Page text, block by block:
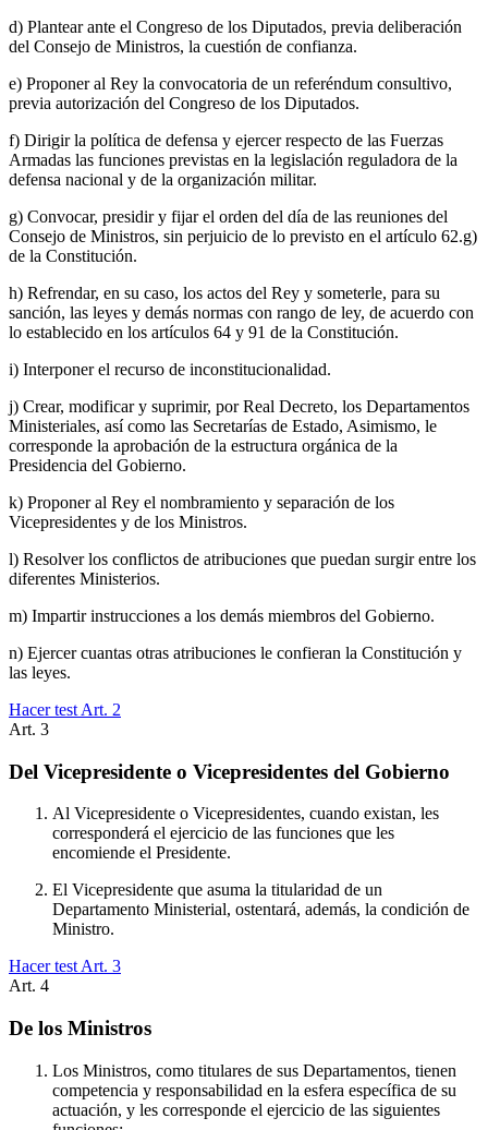
d) Plantear ante el Congreso de los Diputados, previa deliberación
del Consejo de Ministros, la cuestión de confianza.
e) Proponer al Rey la convocatoria de un referéndum consultivo,
previa autorización del Congreso de los Diputados.
f) Dirigir la política de defensa y ejercer respecto de las Fuerzas
Armadas las funciones previstas en la legislación reguladora de la
defensa nacional y de la organización militar.
g) Convocar, presidir y fijar el orden del día de las reuniones del
Consejo de Ministros, sin perjuicio de lo previsto en el artículo 62.g)
de la Constitución.
h) Refrendar, en su caso, los actos del Rey y someterle, para su
sanción, las leyes y demás normas con rango de ley, de acuerdo con
lo establecido en los artículos 64 y 91 de la Constitución.
i) Interponer el recurso de inconstitucionalidad.
j) Crear, modificar y suprimir, por Real Decreto, los Departamentos
Ministeriales, así como las Secretarías de Estado, Asimismo, le
corresponde la aprobación de la estructura orgánica de la
Presidencia del Gobierno.
k) Proponer al Rey el nombramiento y separación de los
Vicepresidentes y de los Ministros.
l) Resolver los conflictos de atribuciones que puedan surgir entre los
diferentes Ministerios.
m) Impartir instrucciones a los demás miembros del Gobierno.
n) Ejercer cuantas otras atribuciones le confieran la Constitución y
las leyes.
Hacer test Art. 2
Art. 3
Del Vicepresidente o Vicepresidentes del Gobierno
Al Vicepresidente o Vicepresidentes, cuando existan, les
corresponderá el ejercicio de las funciones que les
encomiende el Presidente.
El Vicepresidente que asuma la titularidad de un
Departamento Ministerial, ostentará, además, la condición de
Ministro.
Hacer test Art. 3
Art. 4
De los Ministros
Los Ministros, como titulares de sus Departamentos, tienen
competencia y responsabilidad en la esfera específica de su
actuación, y les corresponde el ejercicio de las siguientes